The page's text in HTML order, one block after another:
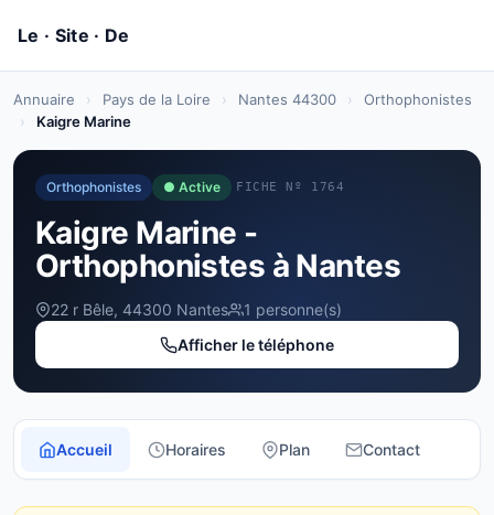
Annuaire › Pays de la Loire › Nantes 44300 ›
Orthophonistes
›
Kaigre Marine
Orthophonistes ● Active FICHE Nº 1764
Kaigre Marine -
Orthophonistes à Nantes
22 r Bêle, 44300 Nantes
1 personne(s)
Afficher le téléphone
Accueil Horaires Plan Contact